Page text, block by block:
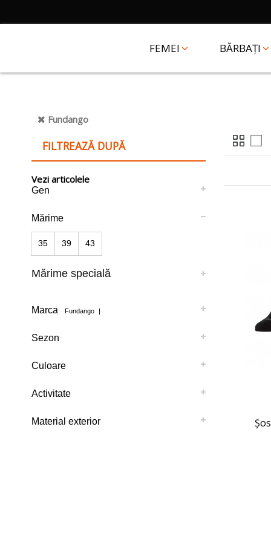
FEMEI BĂRBAȚI
FILTREAZĂ DUPĂ
Fundango
Vezi articolele
Gen
Mărime
35 39 43
Mărime specială
Marca Fundango |
Sezon
Culoare
Activitate
Material exterior